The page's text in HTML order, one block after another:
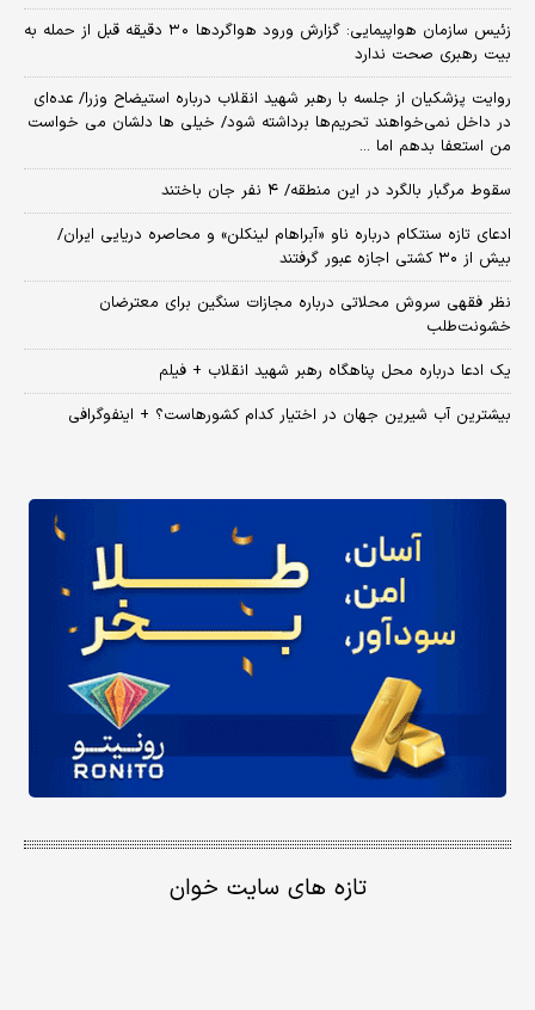
زئیس سازمان هواپیمایی: گزارش ورود هواگردها ٣٠ دقیقه قبل از حمله به
بیت رهبری صحت ندارد
روایت پزشکیان از جلسه با رهبر شهید انقلاب درباره استیضاح وزرا/ عده‌ای
در داخل نمی‌خواهند تحریم‌ها برداشته شود/ خیلی ها دلشان می خواست
من استعفا بدهم اما ...
سقوط مرگبار بالگرد در این منطقه/ ۴ نفر جان باختند
ادعای تازه سنتکام درباره ناو «آبراهام لینکلن» و محاصره دریایی ایران/
بیش از ۳۰ کشتی اجازه عبور گرفتند
نظر فقهی سروش محلاتی درباره مجازات سنگین برای معترضان
خشونت‌طلب
یک ادعا درباره محل پناهگاه‌ رهبر شهید انقلاب + فیلم
بیشترین آب شیرین جهان در اختیار کدام کشورهاست؟ + اینفوگرافی
تازه های سایت خوان